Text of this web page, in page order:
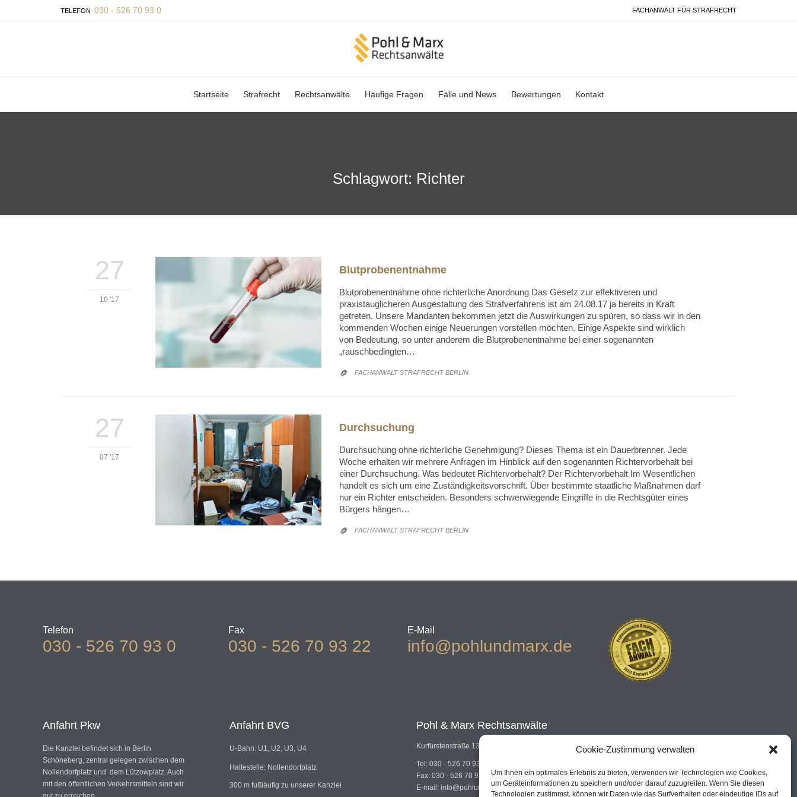
Cookie-Zustimmung verwalten
Um Ihnen ein optimales Erlebnis zu bieten, verwenden wir Technologien wie Cookies,
um Geräteinformationen zu speichern und/oder darauf zuzugreifen. Wenn Sie diesen
Technologien zustimmst, können wir Daten wie das Surfverhalten oder eindeutige IDs auf
TELEFON: 030 - 526 70 93 0 FACHANWALT FÜR STRAFRECHT
to
Startseite Strafrecht Rechtsanwälte Häufige Fragen Fälle und News Bewertungen Kontakt
Schlagwort: Richter
27
10 '17
Blutprobenentnahme
Blutprobenentnahme ohne richterliche Anordnung Das Gesetz zur effektiveren und
praxistauglicheren Ausgestaltung des Strafverfahrens ist am 24.08.17 ja bereits in Kraft
getreten. Unsere Mandanten bekommen jetzt die Auswirkungen zu spüren, so dass wir in den
kommenden Wochen einige Neuerungen vorstellen möchten. Einige Aspekte sind wirklich
von Bedeutung, so unter anderem die Blutprobenentnahme bei einer sogenannten
„rauschbedingten…
 FACHANWALT STRAFRECHT BERLIN
27
07 '17
Durchsuchung
Durchsuchung ohne richterliche Genehmigung? Dieses Thema ist ein Dauerbrenner. Jede
Woche erhalten wir mehrere Anfragen im Hinblick auf den sogenannten Richtervorbehalt bei
einer Durchsuchung. Was bedeutet Richtervorbehalt? Der Richtervorbehalt Im Wesentlichen
handelt es sich um eine Zuständigkeitsvorschrift. Über bestimmte staatliche Maßnahmen darf
nur ein Richter entscheiden. Besonders schwerwiegende Eingriffe in die Rechtsgüter eines
Bürgers hängen…
 FACHANWALT STRAFRECHT BERLIN
Telefon
030 - 526 70 93 0
Fax
030 - 526 70 93 22
E-Mail
info@pohlundmarx.de
Anfahrt Pkw
Die Kanzlei befindet sich in Berlin
Schöneberg, zentral gelegen zwischen dem
Nollendorfplatz und dem Lützowplatz. Auch
mit den öffentlichen Verkehrsmitteln sind wir
Anfahrt BVG
U-Bahn: U1, U2, U3, U4
Haltestelle: Nollendorfplatz
300 m fußläufig zu unserer Kanzlei
Pohl & Marx Rechtsanwälte
Kurfürstenstraße 130, 10785 Berlin
Tel: 030 - 526 70 93 0
Fax: 030 - 526 70 93 22
E-mail: info@pohlundmarx.de